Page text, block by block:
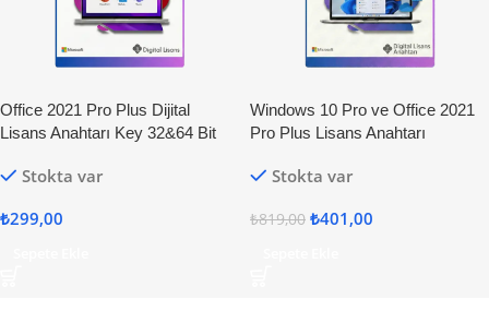
Office 2021 Pro Plus Dijital
Lisans Anahtarı Key 32&64 Bit
Stokta var
₺299,00
Windows 10 Pro ve Office 2021
Pro Plus Lisans Anahtarı
Stokta var
₺819,00 ₺401,00